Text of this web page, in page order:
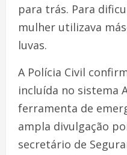
para trás. Para
mulher utilizava
luvas.
A Polícia Civil
incluída no sistema
ferramenta de
ampla divulgação
secretário de